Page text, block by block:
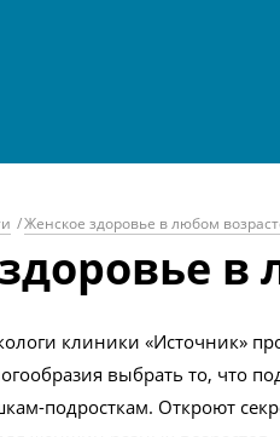
/Женское здоровье в любом
в
клиники «Источник»
выбрать то, что
подросткам. Откроют